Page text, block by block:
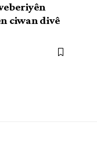
ciwan divê